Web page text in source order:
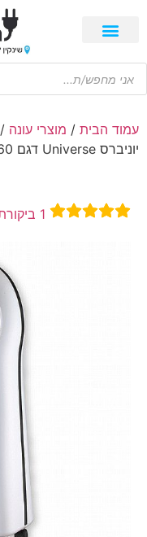
עמוד הבית / מוצרי עונה /
יוניברס Universe דגם NRI6060
1